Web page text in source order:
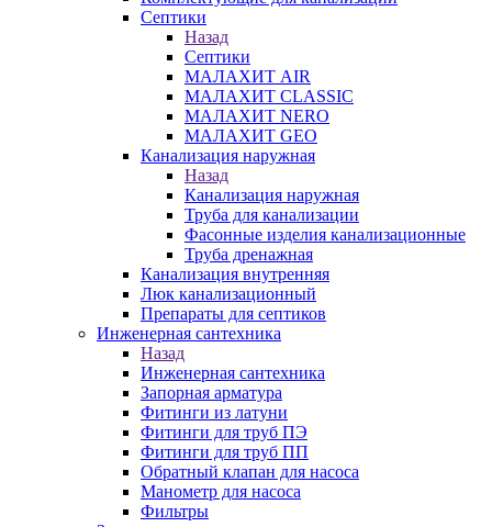
Септики
Назад
Септики
МАЛАХИТ AIR
МАЛАХИТ CLASSIC
МАЛАХИТ NERO
МАЛАХИТ GEO
Канализация наружная
Назад
Канализация наружная
Труба для канализации
Фасонные изделия канализационные
Труба дренажная
Канализация внутренняя
Люк канализационный
Препараты для септиков
Инженерная сантехника
Назад
Инженерная сантехника
Запорная арматура
Фитинги из латуни
Фитинги для труб ПЭ
Фитинги для труб ПП
Обратный клапан для насоса
Манометр для насоса
Фильтры